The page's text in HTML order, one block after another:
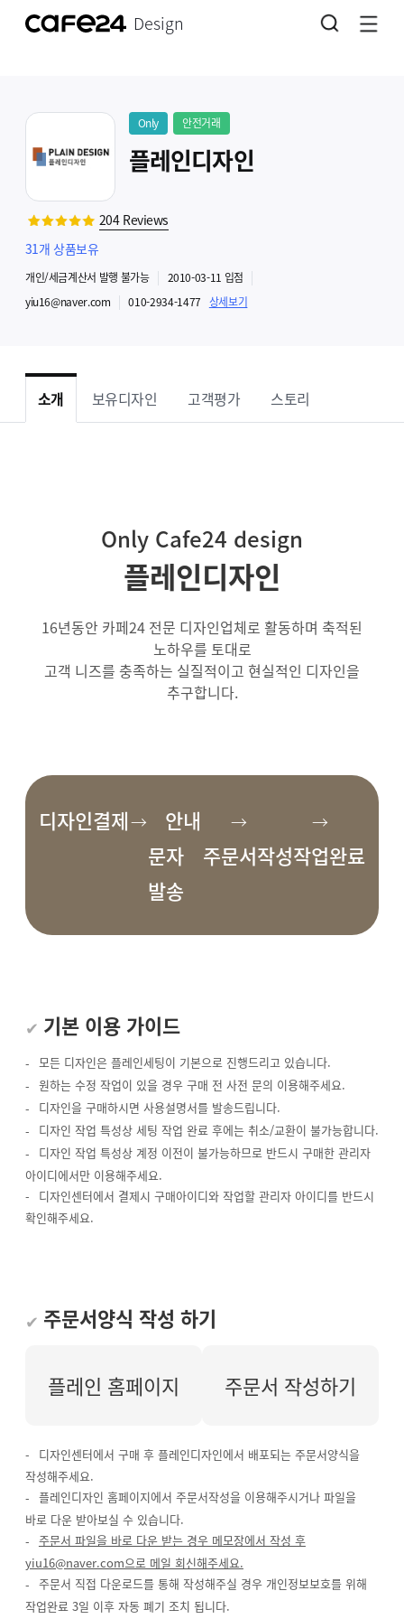
Design
Only 안전거래
플레인디자인
204Reviews
31개 상품보유
개인/세금계산서 발행 불가능 2010-03-11 입점
yiu16@naver.com
010-2934-1477 상세보기
소개 보유디자인 고객평가 스토리
Only Cafe24 design
플레인디자인
16년동안 카페24 전문 디자인업체로 활동하며 축적된
노하우를 토대로
고객 니즈를 충족하는 실질적이고 현실적인 디자인을
추구합니다.
디자인결제
안내
문자
발송
주문서작성작업완료
기본 이용 가이드
모든 디자인은 플레인세팅이 기본으로 진행드리고 있습니다.
원하는 수정 작업이 있을 경우 구매 전 사전 문의 이용해주세요.
디자인을 구매하시면 사용설명서를 발송드립니다.
디자인 작업 특성상 세팅 작업 완료 후에는 취소/교환이 불가능합니다.
디자인 작업 특성상 계정 이전이 불가능하므로 반드시 구매한 관리자
아이디에서만 이용해주세요.
디자인센터에서 결제시 구매아이디와 작업할 관리자 아이디를 반드시
확인해주세요.
주문서양식 작성 하기
플레인 홈페이지 주문서 작성하기
디자인센터에서 구매 후 플레인디자인에서 배포되는 주문서양식을
작성해주세요.
플레인디자인 홈페이지에서 주문서작성을 이용해주시거나 파일을
바로 다운 받아보실 수 있습니다.
주문서 파일을 바로 다운 받는 경우 메모장에서 작성 후
yiu16@naver.com으로 메일 회신해주세요.
주문서 직접 다운로드를 통해 작성해주실 경우 개인정보보호를 위해
작업완료 3일 이후 자동 폐기 조치 됩니다.